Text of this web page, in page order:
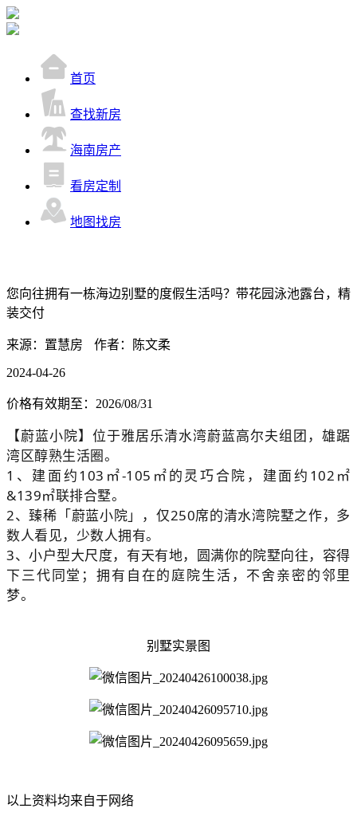
首页
查找新房
海南房产
看房定制
地图找房
您向往拥有一栋海边别墅的度假生活吗？带花园泳池露台，精
装交付
来源：置慧房 作者：陈文柔
2024-04-26
价格有效期至：2026/08/31
【蔚蓝小院】位于雅居乐清水湾蔚蓝高尔夫组团，雄踞
湾区醇熟生活圈。
1、建面约103㎡-105㎡的灵巧合院，建面约102㎡
&139㎡联排合墅。
2、臻稀「蔚蓝小院」，仅250席的清水湾院墅之作，多
数人看见，少数人拥有。
3、小户型大尺度，有天有地，圆满你的院墅向往，容得
下三代同堂；拥有自在的庭院生活，不舍亲密的邻里
梦。
别墅实景图
以上资料均来自于网络